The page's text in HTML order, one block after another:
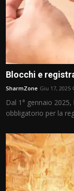
Blocchi e
SharmZone Giu 17, 2025
Dal 1° gennaio
obbligatorio per la